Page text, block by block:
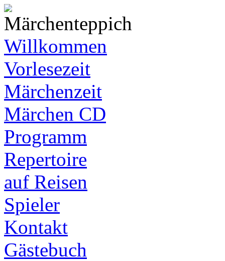
Willkommen
Vorlesezeit
Märchenzeit
Märchen CD
Programm
Repertoire
auf Reisen
Spieler
Kontakt
Gästebuch